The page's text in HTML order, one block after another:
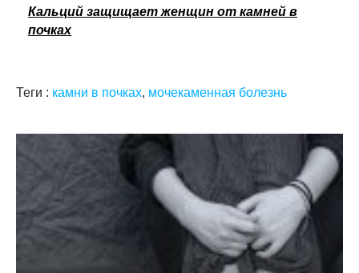
Кальций защищает женщин от камней в
почках
Теги : камни в почках, мочекаменная болезнь